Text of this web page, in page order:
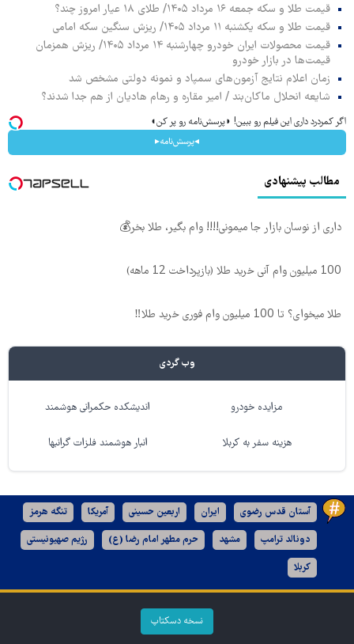
قیمت طلا و سکه جمعه ۱۶ مرداد ۱۴۰۵/ طلای ۱۸ عیار امروز چند؟
قیمت طلا و سکه یکشنبه ۱۱ مرداد ۱۴۰۵/ ریزش سنگین سکه امامی
قیمت محصولات ایران خودرو چهارشنبه ۱۴ مرداد ۱۴۰۵/ ریزش همزمان
قیمت‌ها در بازار خودرو
زمان اعلام نتایج آزمون‌های سمپاد و نمونه دولتی مشخص شد
شایعه انحلال ماکان‌بند / امیر مقاره و رهام هادیان از هم جدا شدند؟
اگر کمردرد داری این فیلم رو ببین! ◗پرسش‌نامه رو پر کن◖
◂پرسش‌نامه▸
مطالب پیشنهادی
داری از نوسان بازار جا میمونی!!!! وام بگیر، طلا بخر💰
100 میلیون وام آنی خرید طلا (بازپرداخت 12 ماهه)
طلا میخوای؟ تا 100 میلیون وام فوری خرید طلا‼️
وب گردی
مزایده خودرو اندیشکده حکمرانی هوشمند
هزینه سفر به کربلا انبار هوشمند فلزات گرانبها
آستان قدس رضوی ایران اربعین حسینی آمریکا تنگه هرمز
دونالد ترامپ مشهد حرم مطهر امام رضا (ع) رژیم صهیونیستی
کربلا
نسخه دسکتاپ